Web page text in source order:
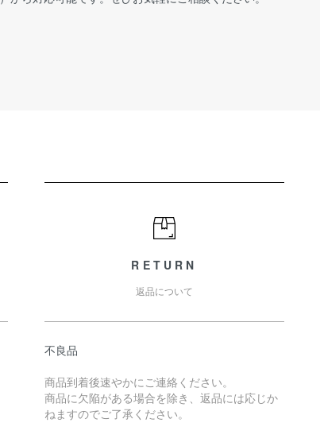
RETURN
返品について
不良品
商品到着後速やかにご連絡ください。
商品に欠陥がある場合を除き、返品には応じか
ねますのでご了承ください。